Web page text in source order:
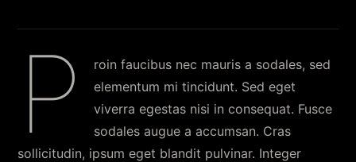
P
roin faucibus nec mauris a sodales, sed
elementum mi tincidunt. Sed eget
viverra egestas nisi in consequat. Fusce
sodales augue a accumsan. Cras
sollicitudin, ipsum eget blandit pulvinar. Integer